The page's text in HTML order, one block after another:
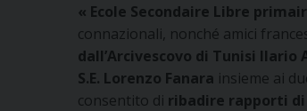
« Ecole Secondaire Libre
connazionali, nonché amici
dall’Arcivescovo di Tunisi Ilario
S.E. Lorenzo Fanara insieme ai
consentito di ribadire rapporti